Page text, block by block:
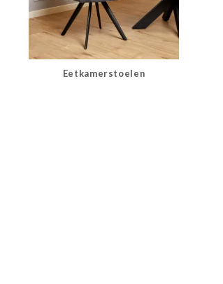
Eetkamerstoelen